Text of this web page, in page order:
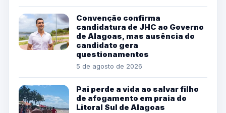
Convenção confirma
candidatura de JHC ao Governo
de Alagoas, mas ausência do
candidato gera
questionamentos
5 de agosto de 2026
Pai perde a vida ao salvar filho
de afogamento em praia do
Litoral Sul de Alagoas